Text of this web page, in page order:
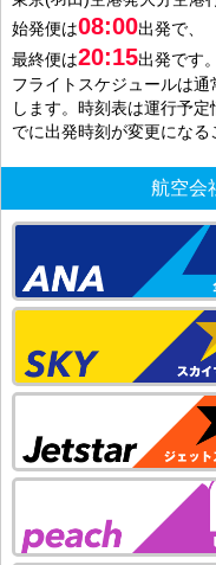
始発便は08:00出発で、
最終便は20:15出発です。
フライトスケジュールは
します。時刻表は運行予
でに出発時刻が変更になる
航空会